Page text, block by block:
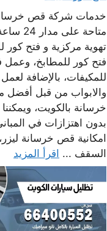
خدمات شركة قص
متاحة
تهوية مركزية و فتح كور
فتح كور للمطابخ، وعمل
للمكيفات، بالإضافة
والابواب من قبل
خرسانة بالكويت،
بدون اهتزازات في
امكانية قص خرسانة
السقف ... اقرأ المزيد